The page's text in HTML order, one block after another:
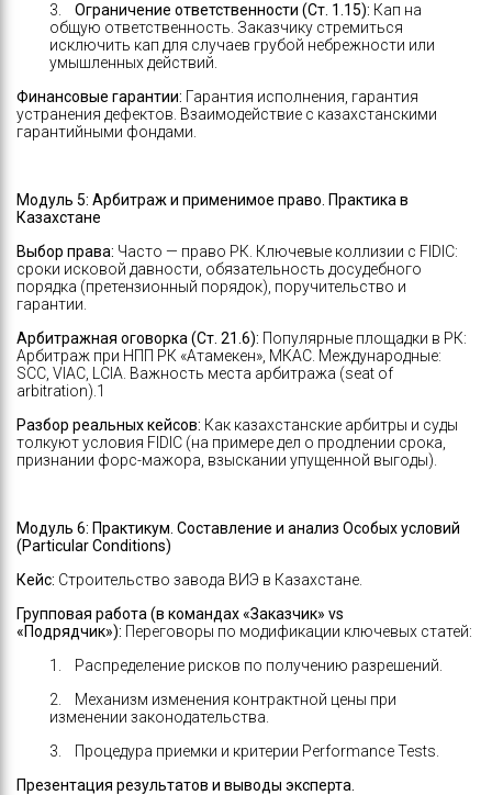
3. Ограничение ответственности (Ст. 1.15): Кап на
общую ответственность. Заказчику стремиться
исключить кап для случаев грубой небрежности или
умышленных действий.
Финансовые гарантии: Гарантия исполнения, гарантия
устранения дефектов. Взаимодействие с казахстанскими
гарантийными фондами.
Модуль 5: Арбитраж и применимое право. Практика в
Казахстане
Выбор права: Часто — право РК. Ключевые коллизии с FIDIC:
сроки исковой давности, обязательность досудебного
порядка (претензионный порядок), поручительство и
гарантии.
Арбитражная оговорка (Ст. 21.6): Популярные площадки в РК:
Арбитраж при НПП РК «Атамекен», МКАС. Международные:
SCC, VIAC, LCIA. Важность места арбитража (seat of
arbitration).1
Разбор реальных кейсов: Как казахстанские арбитры и суды
толкуют условия FIDIC (на примере дел о продлении срока,
признании форс-мажора, взыскании упущенной выгоды).
Модуль 6: Практикум. Составление и анализ Особых условий
(Particular Conditions)
Кейс: Строительство завода ВИЭ в Казахстане.
Групповая работа (в командах «Заказчик» vs
«Подрядчик»): Переговоры по модификации ключевых статей:
1. Распределение рисков по получению разрешений.
2. Механизм изменения контрактной цены при
изменении законодательства.
3. Процедура приемки и критерии Performance Tests.
Презентация результатов и выводы эксперта.